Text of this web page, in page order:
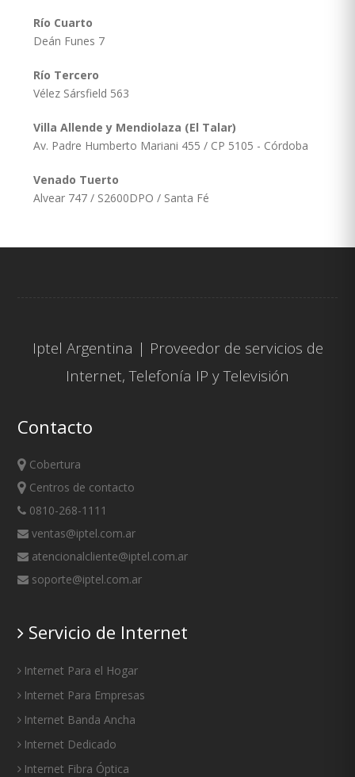
Río Cuarto
Deán Funes 7
Río Tercero
Vélez Sársfield 563
Villa Allende y Mendiolaza (El Talar)
Av. Padre Humberto Mariani 455 / CP 5105 - Córdoba
Venado Tuerto
Alvear 747 / S2600DPO / Santa Fé
Iptel Argentina | Proveedor de servicios de
Internet,Telefonía IP yTelevisión
Contacto
Cobertura
Centros de contacto
0810-268-1111
ventas@iptel.com.ar
atencionalcliente@iptel.com.ar
soporte@iptel.com.ar
Servicio de Internet
Internet Para el Hogar
Internet Para Empresas
Internet Banda Ancha
Internet Dedicado
Internet Fibra Óptica